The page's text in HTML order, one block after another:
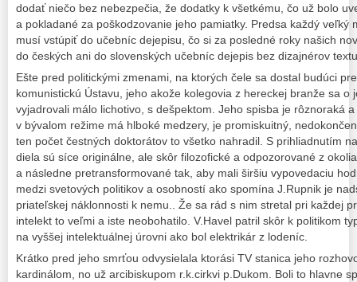
dodať niečo bez nebezpečia, že dodatky k všetkému, čo už bolo
a pokladané za poškodzovanie jeho pamiatky. Predsa každý veľký
musí vstúpiť do učebníc dejepisu, čo si za posledné roky našich
do českých ani do slovenských učebníc dejepis bez dizajnérov
Ešte pred politickými zmenami, na ktorých čele sa dostal budúci
komunistickú Ústavu, jeho akože kolegovia z hereckej branže sa o
vyjadrovali málo lichotivo, s dešpektom. Jeho spisba je rôznoraká
v bývalom režime má hlboké medzery, je promiskuitný,
ten počet čestných doktorátov to všetko nahradil. S prihliadnutím
diela sú síce originálne, ale skôr filozofické a odpozorované z
a následne pretransformované tak, aby mali širšiu vypovedaciu
medzi svetových politikov a osobností ako spomína J.Rupnik je
priateľskej náklonnosti k nemu.. Že sa rád s nim stretal pri každej
intelekt to veľmi a iste neobohatilo. V.Havel patril skôr k politikom
na vyššej intelektuálnej úrovni ako bol elektrikár z lodeníc.
Krátko pred jeho smrťou odvysielala ktorási TV stanica jeho
kardinálom, no už arcibiskupom r.k.cirkvi p.Dukom. Boli to hlavne